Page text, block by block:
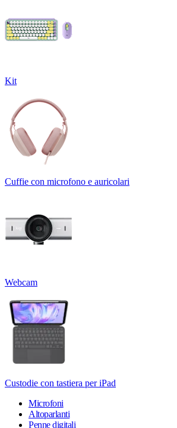
Kit
Cuffie con microfono e auricolari
Webcam
Custodie con tastiera per iPad
Microfoni
Altoparlanti
Penne digitali